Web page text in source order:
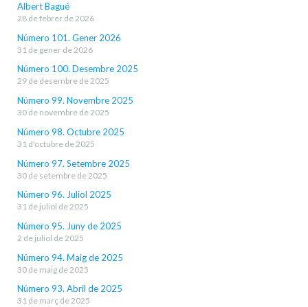
Albert Bagué
28 de febrer de 2026
Número 101. Gener 2026
31 de gener de 2026
Número 100. Desembre 2025
29 de desembre de 2025
Número 99. Novembre 2025
30 de novembre de 2025
Número 98. Octubre 2025
31 d'octubre de 2025
Número 97. Setembre 2025
30 de setembre de 2025
Número 96. Juliol 2025
31 de juliol de 2025
Número 95. Juny de 2025
2 de juliol de 2025
Número 94. Maig de 2025
30 de maig de 2025
Número 93. Abril de 2025
31 de març de 2025